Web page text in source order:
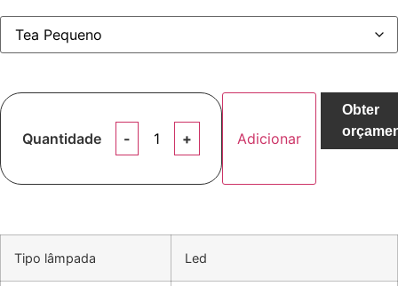
Quantidade Adicionar
Obter
Tipo lâmpada Led